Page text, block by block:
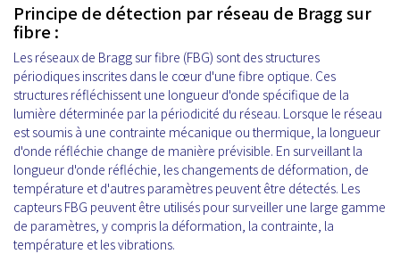
Principe de détection par réseau de Bragg sur
fibre :
Les réseaux de Bragg sur fibre (FBG) sont des structures
périodiques inscrites dans le cœur d'une fibre optique. Ces
structures réfléchissent une longueur d'onde spécifique de la
lumière déterminée par la périodicité du réseau. Lorsque le réseau
est soumis à une contrainte mécanique ou thermique, la longueur
d'onde réfléchie change de manière prévisible. En surveillant la
longueur d'onde réfléchie, les changements de déformation, de
température et d'autres paramètres peuvent être détectés. Les
capteurs FBG peuvent être utilisés pour surveiller une large gamme
de paramètres, y compris la déformation, la contrainte, la
température et les vibrations.